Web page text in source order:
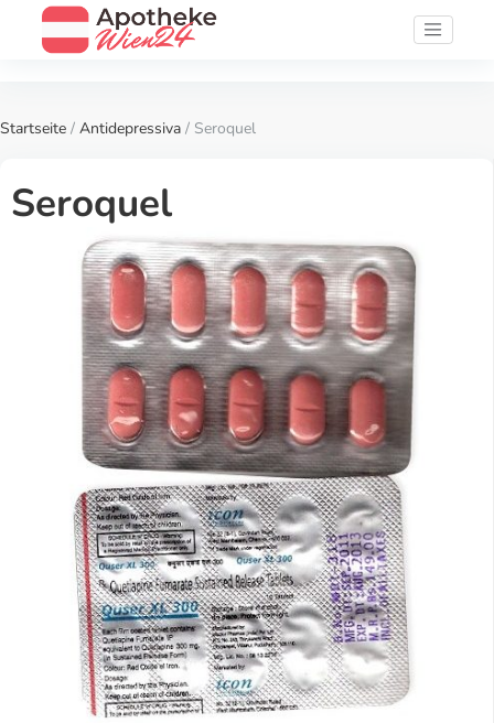
Startseite / Antidepressiva / Seroquel
Seroquel